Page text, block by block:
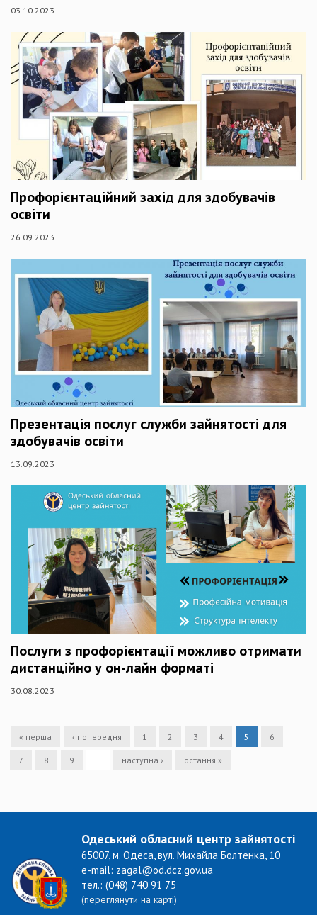
03.10.2023
Профорієнтаційний захід для здобувачів
освіти
26.09.2023
Презентація послуг служби зайнятості для
здобувачів освіти
13.09.2023
Послуги з профорієнтації можливо отримати
дистанційно у он-лайн форматі
30.08.2023
« перша ‹ попередня 1 2 3 4 5 6
7 8 9 … наступна › остання »
Одеський обласний центр зайнятості
65007, м. Одеса, вул. Михайла Болтенка, 10
e-mail: zagal@od.dcz.gov.ua
тел.: (048) 740 91 75
(переглянути на карті)